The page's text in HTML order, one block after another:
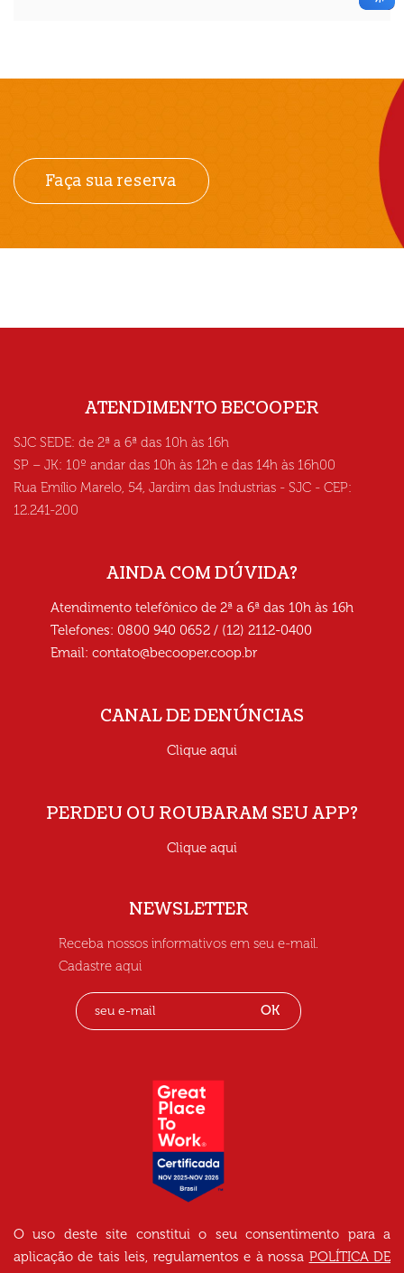
Faça sua reserva
ATENDIMENTO BECOOPER
SJC SEDE: de 2ª a 6ª das 10h às 16h
SP – JK: 10º andar das 10h às 12h e das 14h às 16h00
Rua Emílio Marelo, 54, Jardim das Industrias - SJC - CEP:
12.241-200
AINDA COM DÚVIDA?
Atendimento telefônico de 2ª a 6ª das 10h às 16h
Telefones: 0800 940 0652 / (12) 2112-0400
Email: contato@becooper.coop.br
CANAL DE DENÚNCIAS
Clique aqui
PERDEU OU ROUBARAM SEU APP?
Clique aqui
NEWSLETTER
Receba nossos informativos em seu e-mail.
Cadastre aqui
OK
O uso deste site constitui o seu consentimento para a
aplicação de tais leis, regulamentos e à nossa POLÍTICA DE